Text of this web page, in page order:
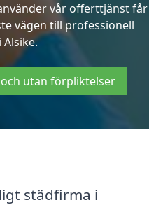
vår offerttjänst får
vägen till professionell
utan förpliktelser
städfirma i